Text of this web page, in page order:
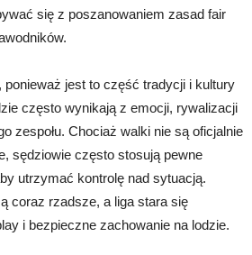
się z poszanowaniem zasad fair
ponieważ jest to część tradycji i kultury
często wynikają z emocji, rywalizacji
zespołu. Chociaż walki nie są oficjalnie
sędziowie często stosują pewne
utrzymać kontrolę nad sytuacją.
coraz rzadsze, a liga stara się
i bezpieczne zachowanie na lodzie.